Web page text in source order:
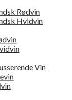
Rødvin
Hvidvin
Vin